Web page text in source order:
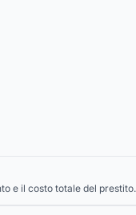
e il costo totale del prestito.